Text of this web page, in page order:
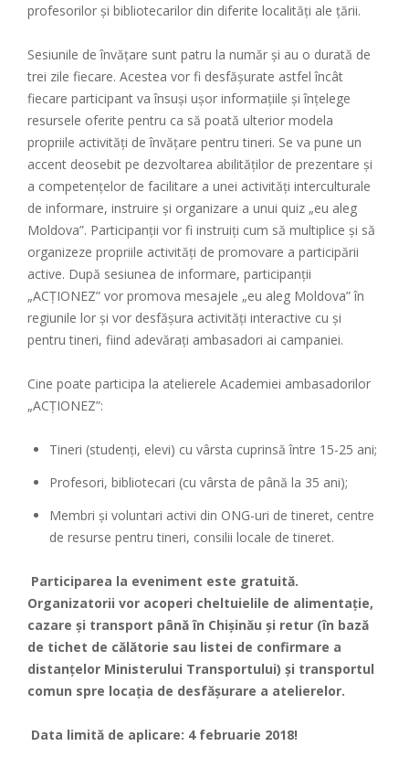
profesorilor și bibliotecarilor din diferite localități ale țării.
Sesiunile de învățare sunt patru la număr și au o durată de
trei zile fiecare. Acestea vor fi desfășurate astfel încât
fiecare participant va însuși ușor informațiile și înțelege
resursele oferite pentru ca să poată ulterior modela
propriile activități de învățare pentru tineri. Se va pune un
accent deosebit pe dezvoltarea abilităților de prezentare și
a competențelor de facilitare a unei activități interculturale
de informare, instruire și organizare a unui quiz „eu aleg
Moldova”. Participanții vor fi instruiți cum să multiplice și să
organizeze propriile activități de promovare a participării
active. După sesiunea de informare, participanții
„ACȚIONEZ” vor promova mesajele „eu aleg Moldova” în
regiunile lor și vor desfășura activități interactive cu și
pentru tineri, fiind adevărați ambasadori ai campaniei.
Cine poate participa la atelierele Academiei ambasadorilor
„ACȚIONEZ”:
Tineri (studenți, elevi) cu vârsta cuprinsă între 15-25 ani;
Profesori, bibliotecari (cu vârsta de până la 35 ani);
Membri și voluntari activi din ONG-uri de tineret, centre
de resurse pentru tineri, consilii locale de tineret.
Participarea la eveniment este gratuită.
Organizatorii vor acoperi cheltuielile de alimentație,
cazare și transport până în Chișinău și retur (în bază
de tichet de călătorie sau listei de confirmare a
distanțelor Ministerului Transportului) și transportul
comun spre locația de desfășurare a atelierelor.
Data limită de aplicare: 4 februarie 2018!